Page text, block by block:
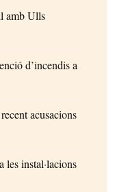
amb Ulls
d’incendis a
acusacions
instal·lacions